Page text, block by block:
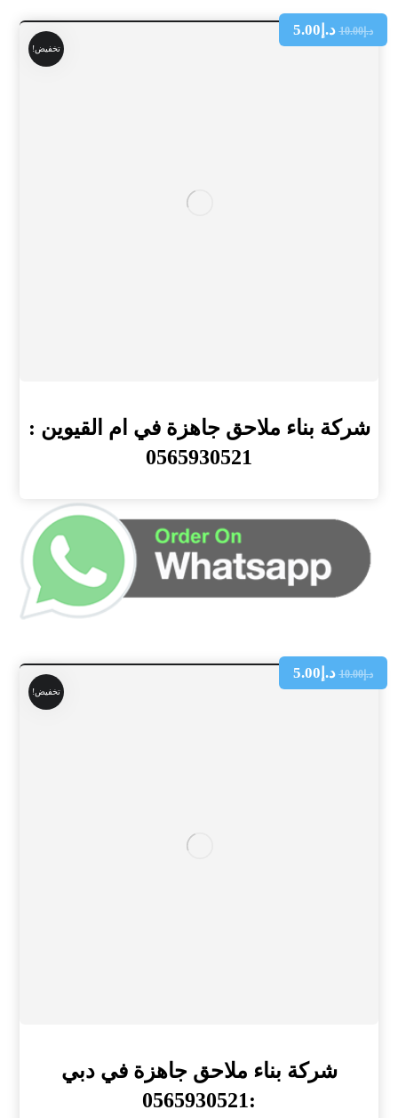
تخفيض!
شركة بناء ملاحق جاهزة في ام القيوين :
0565930521
د.إ10.00 د.إ 5.00
تخفيض!
شركة بناء ملاحق جاهزة في دبي
:0565930521
د.إ10.00 د.إ 5.00